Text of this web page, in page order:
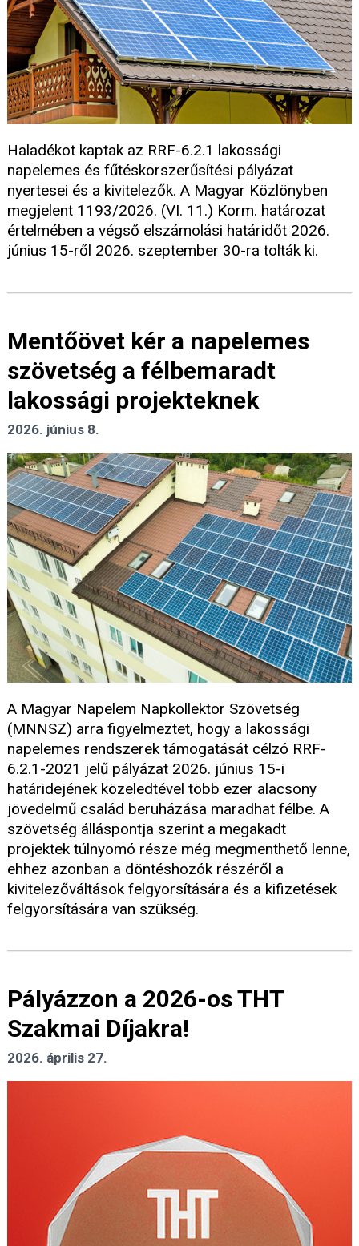
Haladékot kaptak az RRF-6.2.1 lakossági
napelemes és fűtéskorszerűsítési pályázat
nyertesei és a kivitelezők. A Magyar Közlönyben
megjelent 1193/2026. (VI. 11.) Korm. határozat
értelmében a végső elszámolási határidőt 2026.
június 15-ről 2026. szeptember 30-ra tolták ki.
Mentőövet kér a napelemes
szövetség a félbemaradt
lakossági projekteknek
2026. június 8.
A Magyar Napelem Napkollektor Szövetség
(MNNSZ) arra figyelmeztet, hogy a lakossági
napelemes rendszerek támogatását célzó RRF-
6.2.1-2021 jelű pályázat 2026. június 15-i
határidejének közeledtével több ezer alacsony
jövedelmű család beruházása maradhat félbe. A
szövetség álláspontja szerint a megakadt
projektek túlnyomó része még megmenthető lenne,
ehhez azonban a döntéshozók részéről a
kivitelezőváltások felgyorsítására és a kifizetések
felgyorsítására van szükség.
Pályázzon a 2026-os THT
Szakmai Díjakra!
2026. április 27.